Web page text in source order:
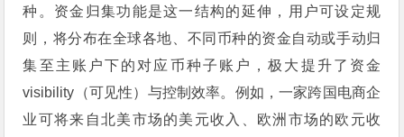
种。资金归集功能是这一结构的延伸，用户可设定规
则，将分布在全球各地、不同币种的资金自动或手动归
集至主账户下的对应币种子账户，极大提升了资金
visibility（可见性）与控制效率。例如，一家跨国电商企
业可将来自北美市场的美元收入、欧洲市场的欧元收